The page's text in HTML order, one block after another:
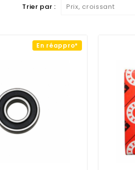
Trier par : Prix, croissant
En réappro*